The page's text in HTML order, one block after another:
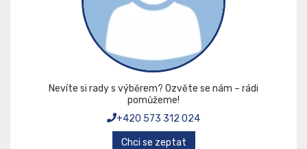
Nevíte si rady s výběrem? Ozvěte se nám – rádi
pomůžeme!
+420 573 312 024
Chci se zeptat